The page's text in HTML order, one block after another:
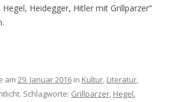
Heidegger, Hitler mit Grillparzer“
am 29. Januar 2016 in Kultur, Literatur,
Schlagworte: Grillparzer, Hegel,